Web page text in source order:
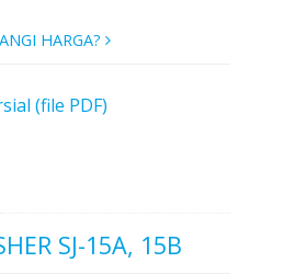
HARGA?
(file PDF)
SJ-15A, 15B